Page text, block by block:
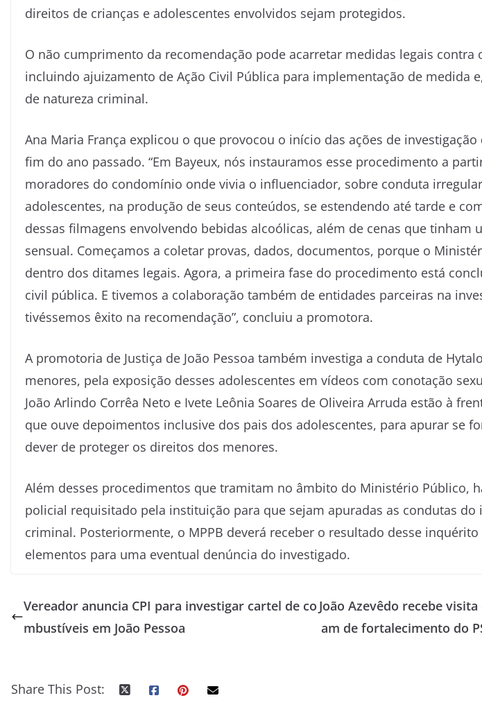
direitos de crianças e adolescentes envolvidos sejam protegidos.
O não cumprimento da recomendação pode acarretar medidas legais contra
incluindo ajuizamento de Ação Civil Pública para implementação de medida
de natureza criminal.
Ana Maria França explicou o que provocou o início das ações de
fim do ano passado. “Em Bayeux, nós instauramos esse procedimento a
moradores do condomínio onde vivia o influenciador, sobre conduta
adolescentes, na produção de seus conteúdos, se estendendo até tarde e
dessas filmagens envolvendo bebidas alcoólicas, além de cenas que tinham
sensual. Começamos a coletar provas, dados, documentos, porque o
dentro dos ditames legais. Agora, a primeira fase do procedimento está
civil pública. E tivemos a colaboração também de entidades parceiras na
tivéssemos êxito na recomendação”, concluiu a promotora.
A promotoria de Justiça de João Pessoa também investiga a conduta de
menores, pela exposição desses adolescentes em vídeos com conotação
João Arlindo Corrêa Neto e Ivete Leônia Soares de Oliveira Arruda estão à
que ouve depoimentos inclusive dos pais dos adolescentes, para apurar se
dever de proteger os direitos dos menores.
Além desses procedimentos que tramitam no âmbito do Ministério Público,
policial requisitado pela instituição para que sejam apuradas as condutas do
criminal. Posteriormente, o MPPB deverá receber o resultado desse inquérito
elementos para uma eventual denúncia do investigado.
Vereador anuncia CPI para investigar cartel de co
mbustíveis em João Pessoa
João Azevêdo recebe
am de fortalecimento do
Share This Post: